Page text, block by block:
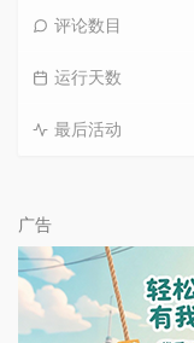
评论数目
运行天数
最后活动
广告